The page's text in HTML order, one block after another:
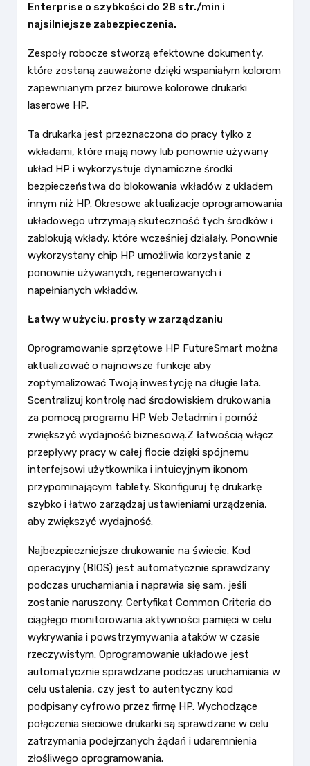
Enterprise o szybkości do 28 str./min i
najsilniejsze zabezpieczenia.
Zespoły robocze stworzą efektowne dokumenty,
które zostaną zauważone dzięki wspaniałym kolorom
zapewnianym przez biurowe kolorowe drukarki
laserowe HP.
Ta drukarka jest przeznaczona do pracy tylko z
wkładami, które mają nowy lub ponownie używany
układ HP i wykorzystuje dynamiczne środki
bezpieczeństwa do blokowania wkładów z układem
innym niż HP. Okresowe aktualizacje oprogramowania
układowego utrzymają skuteczność tych środków i
zablokują wkłady, które wcześniej działały. Ponownie
wykorzystany chip HP umożliwia korzystanie z
ponownie używanych, regenerowanych i
napełnianych wkładów.
Łatwy w użyciu, prosty w zarządzaniu
Oprogramowanie sprzętowe HP FutureSmart można
aktualizować o najnowsze funkcje aby
zoptymalizować Twoją inwestycję na długie lata.
Scentralizuj kontrolę nad środowiskiem drukowania
za pomocą programu HP Web Jetadmin i pomóż
zwiększyć wydajność biznesową.Z łatwością włącz
przepływy pracy w całej flocie dzięki spójnemu
interfejsowi użytkownika i intuicyjnym ikonom
przypominającym tablety. Skonfiguruj tę drukarkę
szybko i łatwo zarządzaj ustawieniami urządzenia,
aby zwiększyć wydajność.
Najbezpieczniejsze drukowanie na świecie. Kod
operacyjny (BIOS) jest automatycznie sprawdzany
podczas uruchamiania i naprawia się sam, jeśli
zostanie naruszony. Certyfikat Common Criteria do
ciągłego monitorowania aktywności pamięci w celu
wykrywania i powstrzymywania ataków w czasie
rzeczywistym. Oprogramowanie układowe jest
automatycznie sprawdzane podczas uruchamiania w
celu ustalenia, czy jest to autentyczny kod
podpisany cyfrowo przez firmę HP. Wychodzące
połączenia sieciowe drukarki są sprawdzane w celu
zatrzymania podejrzanych żądań i udaremnienia
złośliwego oprogramowania.